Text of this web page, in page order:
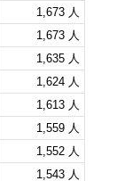
1,673 人
1,673 人
1,635 人
1,624 人
1,613 人
1,559 人
1,552 人
1,543 人